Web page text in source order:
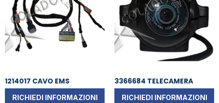
1214017 CAVO EMS
RICHIEDI INFORMAZIONI
3366684 TELECAMERA
RICHIEDI INFORMAZIONI